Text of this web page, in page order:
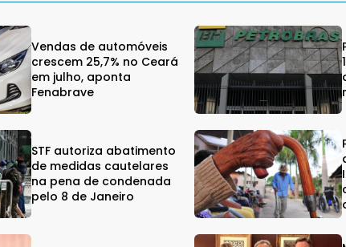
Vendas de automóveis
crescem 25,7% no Ceará
em julho, aponta
Fenabrave
STF autoriza abatimento
de medidas cautelares
na pena de condenada
pelo 8 de Janeiro